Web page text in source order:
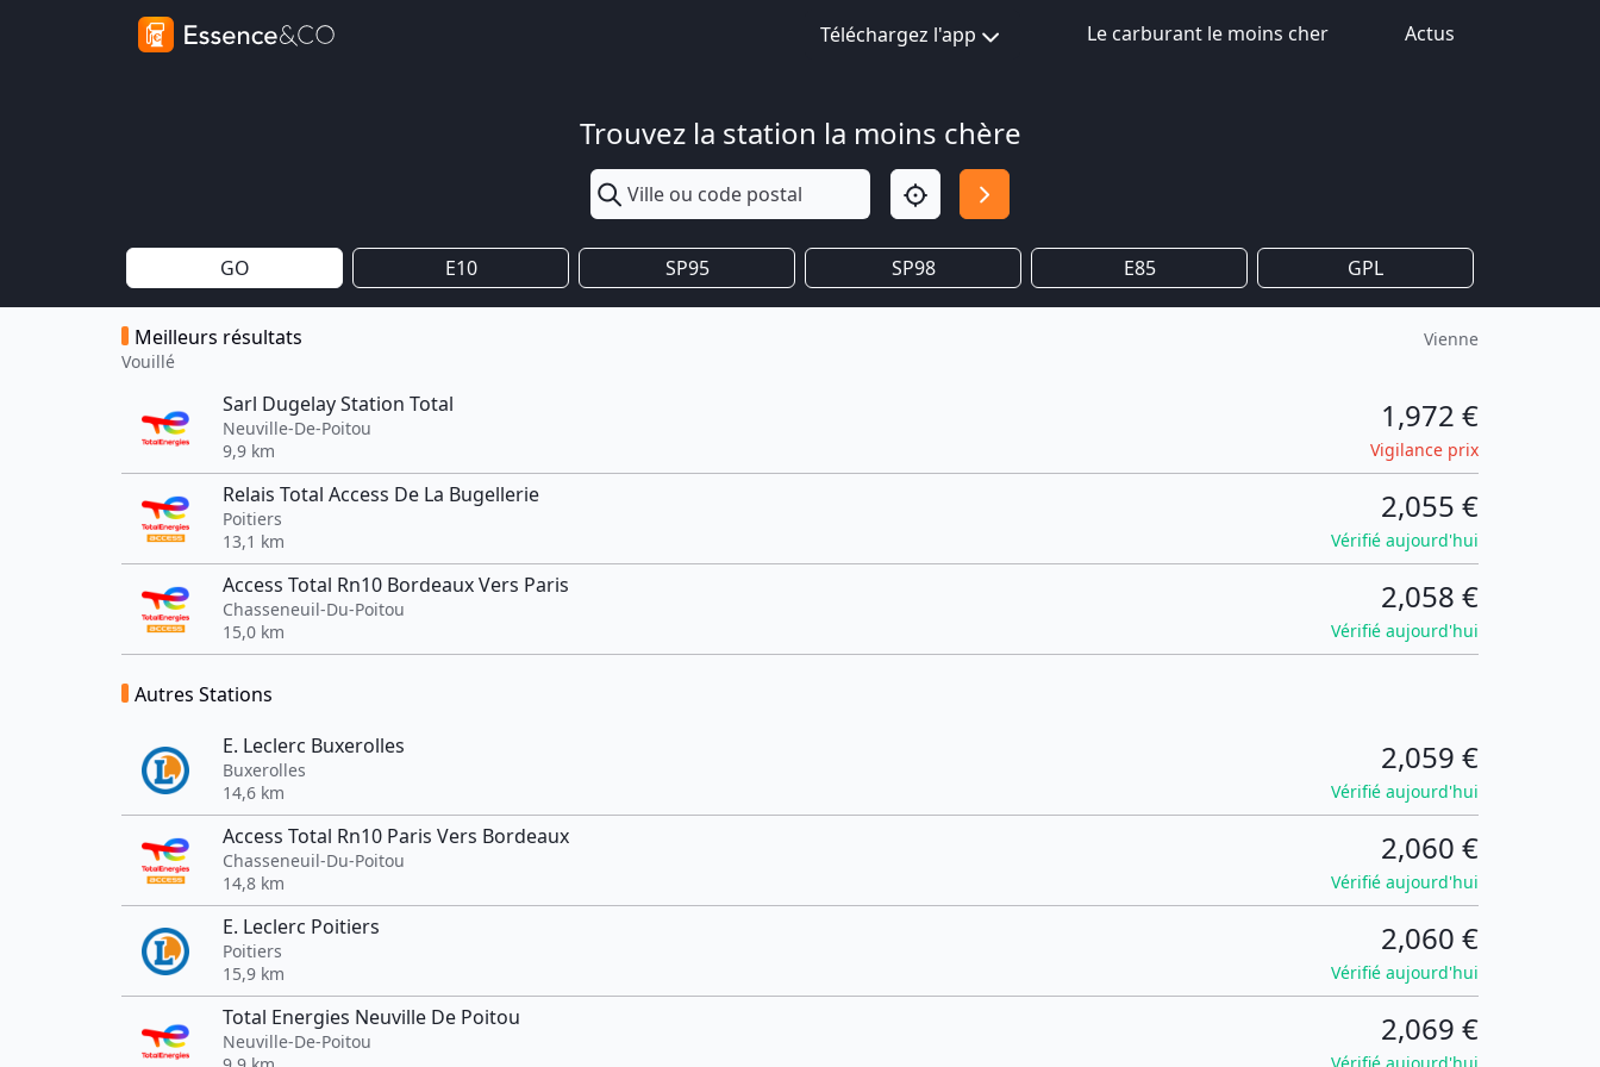
Téléchargez l'app Le carburant le moins cher Actus
Trouvez la station la moins chère
GO E10 SP95 SP98 E85 GPL
Meilleurs résultats
Vouillé
Vienne
Sarl Dugelay Station Total
Neuville-De-Poitou
9,9 km
1,972 €
Vigilance prix
Relais Total Access De La Bugellerie
Poitiers
13,1 km
2,055 €
Vérifié aujourd'hui
Access Total Rn10 Bordeaux Vers Paris
Chasseneuil-Du-Poitou
15,0 km
2,058 €
Vérifié aujourd'hui
Autres Stations
E. Leclerc Buxerolles
Buxerolles
14,6 km
2,059 €
Vérifié aujourd'hui
Access Total Rn10 Paris Vers Bordeaux
Chasseneuil-Du-Poitou
14,8 km
2,060 €
Vérifié aujourd'hui
E. Leclerc Poitiers
Poitiers
15,9 km
2,060 €
Vérifié aujourd'hui
Total Energies Neuville De Poitou
Neuville-De-Poitou
2,069 €